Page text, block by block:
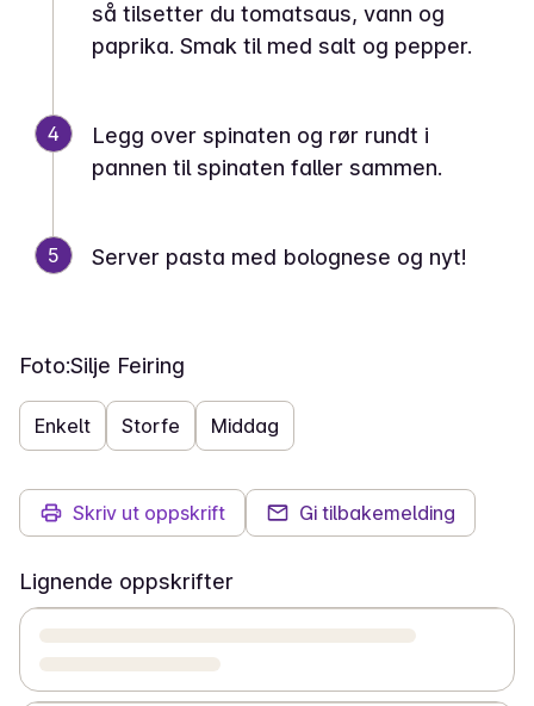
så tilsetter du tomatsaus, vann og
paprika. Smak til med salt og pepper.
4
Legg over spinaten og rør rundt i
pannen til spinaten faller sammen.
5 Server pasta med bolognese og nyt!
Foto:Silje Feiring
Enkelt Storfe Middag
Skriv ut oppskrift Gi tilbakemelding
Lignende oppskrifter